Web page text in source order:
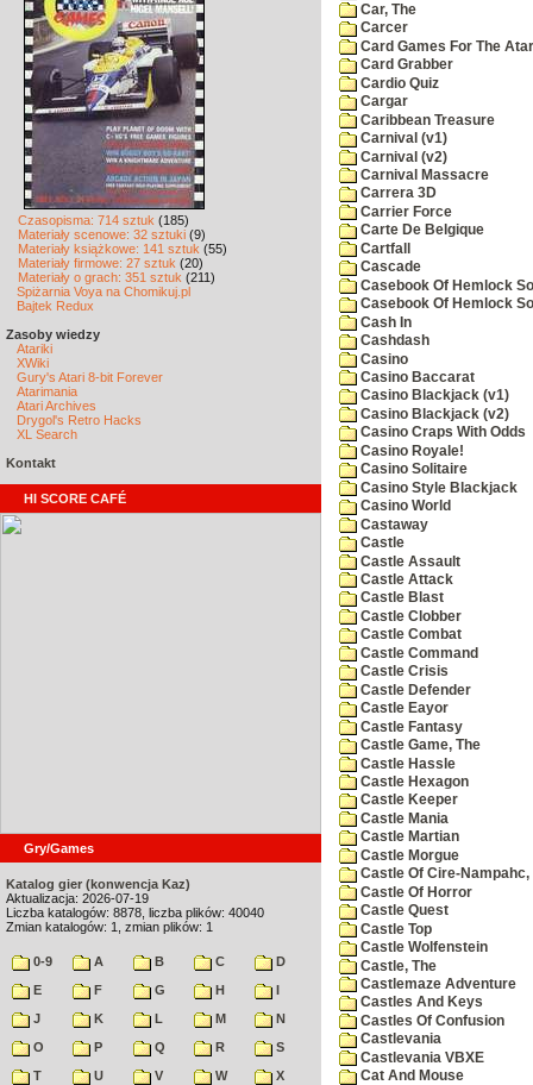
Czasopisma: 714 sztuk (185)
Materiały scenowe: 32 sztuki (9)
Materiały książkowe: 141 sztuk (55)
Materiały firmowe: 27 sztuk (20)
Materiały o grach: 351 sztuk (211)
Spiżarnia Voya na Chomikuj.pl
Bajtek Redux
Zasoby wiedzy
Atariki
XWiki
Gury's Atari 8-bit Forever
Atarimania
Atari Archives
Drygol's Retro Hacks
XL Search
Kontakt
HI SCORE CAFÉ
Gry/Games
Katalog gier (konwencja Kaz)
Aktualizacja: 2026-07-19
Liczba katalogów: 8878, liczba plików: 40040
Zmian katalogów: 1, zmian plików: 1
0-9 A B C
D
E
F G H
I
J
K L M
N
O
P Q R
S
T
U V W
X
Car, The
Carcer
Card Games For The
Card Grabber
Cardio Quiz
Cargar
Caribbean Treasure
Carnival (v1)
Carnival (v2)
Carnival Massacre
Carrera 3D
Carrier Force
Carte De Belgique
Cartfall
Cascade
Casebook Of Hemlock
Casebook Of Hemlock
Cash In
Cashdash
Casino
Casino Baccarat
Casino Blackjack (v1)
Casino Blackjack (v2)
Casino Craps With Odds
Casino Royale!
Casino Solitaire
Casino Style Blackjack
Casino World
Castaway
Castle
Castle Assault
Castle Attack
Castle Blast
Castle Clobber
Castle Combat
Castle Command
Castle Crisis
Castle Defender
Castle Eayor
Castle Fantasy
Castle Game, The
Castle Hassle
Castle Hexagon
Castle Keeper
Castle Mania
Castle Martian
Castle Morgue
Castle Of Cire-Nampahc,
Castle Of Horror
Castle Quest
Castle Top
Castle Wolfenstein
Castle, The
Castlemaze Adventure
Castles And Keys
Castles Of Confusion
Castlevania
Castlevania VBXE
Cat And Mouse